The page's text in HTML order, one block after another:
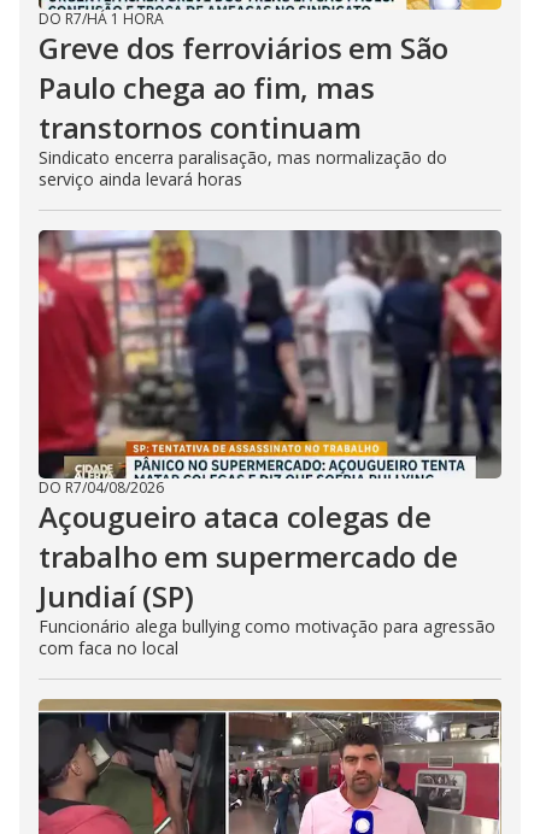
DO R7/HÁ 1 HORA
Greve dos ferroviários em São
Paulo chega ao fim, mas
transtornos continuam
Sindicato encerra paralisação, mas normalização do
serviço ainda levará horas
DO R7/04/08/2026
Açougueiro ataca colegas de
trabalho em supermercado de
Jundiaí (SP)
Funcionário alega bullying como motivação para agressão
com faca no local